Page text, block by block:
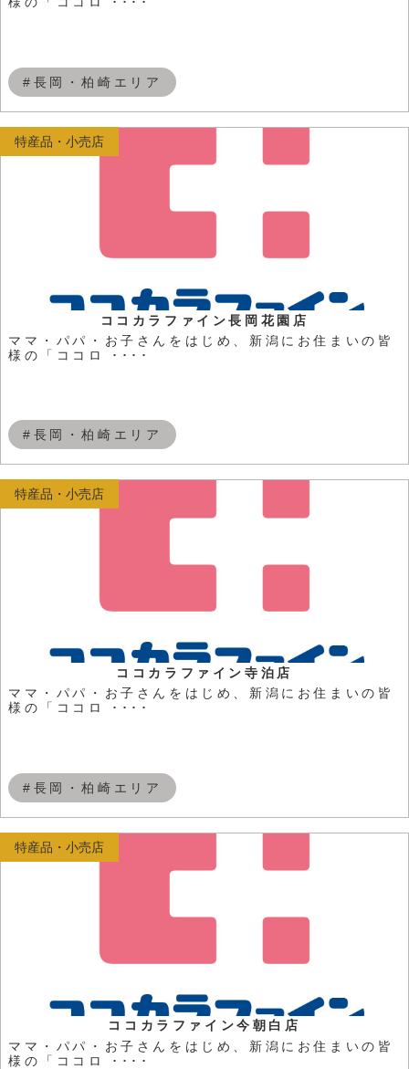
#長岡・柏崎エリア
ココカラファイン長岡花園店
ママ・パパ・お子さんをはじめ、新潟にお住まいの皆
様の「ココロ ････
#長岡・柏崎エリア
特産品・小売店
ココカラファイン寺泊店
ママ・パパ・お子さんをはじめ、新潟にお住まいの皆
様の「ココロ ････
#長岡・柏崎エリア
特産品・小売店
ココカラファイン今朝白店
ママ・パパ・お子さんをはじめ、新潟にお住まいの皆
様の「ココロ ････
特産品・小売店